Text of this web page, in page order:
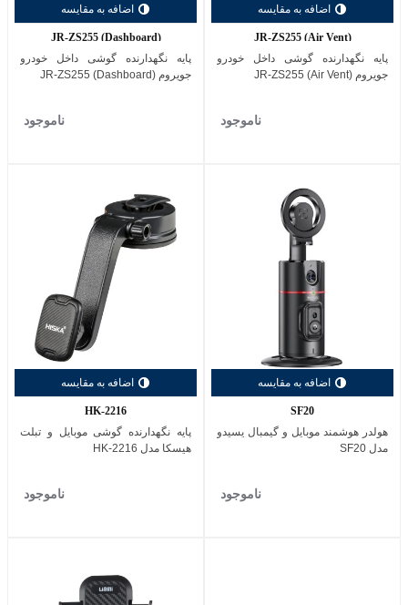
اضافه به مقایسه
JR-ZS255 (Air Vent)
پایه نگهدارنده گوشی داخل خودرو
جویروم (JR-ZS255 (Air Vent
ناموجود
اضافه به مقایسه
JR-ZS255 (Dashboard)
پایه نگهدارنده گوشی داخل خودرو
جویروم (JR-ZS255 (Dashboard
ناموجود
اضافه به مقایسه
SF20
هولدر هوشمند موبایل و گیمبال یسیدو
مدل SF20
ناموجود
اضافه به مقایسه
HK-2216
پایه نگهدارنده گوشی موبایل و تبلت
هیسکا مدل HK-2216
ناموجود